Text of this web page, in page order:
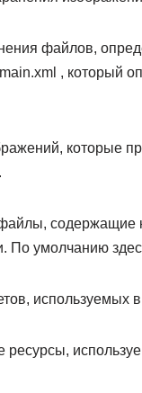
файлов,
, который
которые
По умолчанию
используемых
ресурсы,